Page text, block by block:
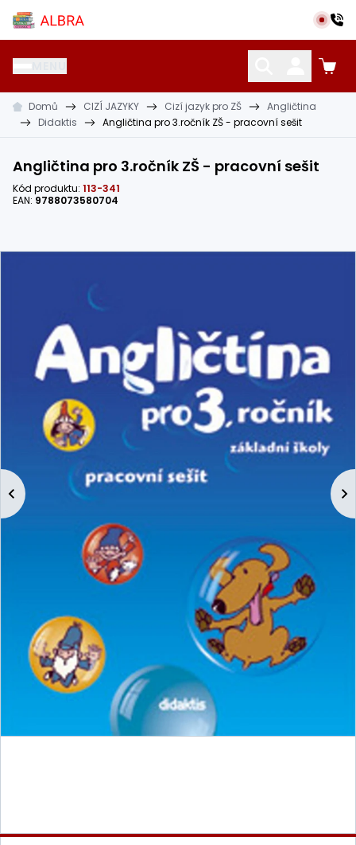
Přeskočit na hlavní obsah
Albra s.r.o.
KATALOG UČEBNIC CIZÍ JAZYKY OSTATNÍ POMŮCKY
Domů CIZÍ JAZYKY Cizí jazyk pro ZŠ
Angličtina
Didaktis
Angličtina pro 3.ročník ZŠ - pracovní sešit
Angličtina pro 3.ročník ZŠ - pracovní sešit
Kód produktu: 113-341
EAN: 9788073580704